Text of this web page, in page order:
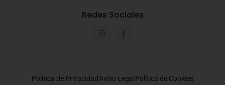
Redes Sociales
Política de PrivacidadAviso Legal Política de Cookies